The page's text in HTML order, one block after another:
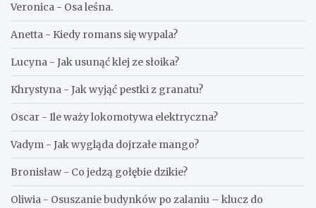
Veronica - Osa leśna.
Anetta - Kiedy romans się wypala?
Lucyna - Jak usunąć klej ze słoika?
Khrystyna - Jak wyjąć pestki z granatu?
Oscar - Ile waży lokomotywa elektryczna?
Vadym - Jak wygląda dojrzałe mango?
Bronisław - Co jedzą gołębie dzikie?
Oliwia - Osuszanie budynków po zalaniu – klucz do